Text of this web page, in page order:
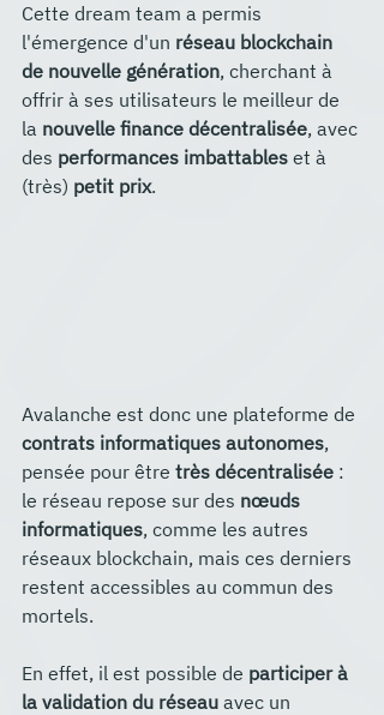
Cette dream team a permis
l'émergence d'un réseau blockchain
de nouvelle génération, cherchant à
offrir à ses utilisateurs le meilleur de
la nouvelle finance décentralisée, avec
des performances imbattables et à
(très) petit prix.
Avalanche est donc une plateforme de
contrats informatiques autonomes,
pensée pour être très décentralisée :
le réseau repose sur des nœuds
informatiques, comme les autres
réseaux blockchain, mais ces derniers
restent accessibles au commun des
mortels.
En effet, il est possible de participer à
la validation du réseau avec un